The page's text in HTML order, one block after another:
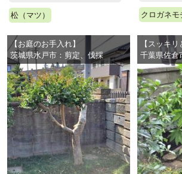
松（マツ） クロガネモ
【お庭のお手入れ】
茨城県水戸市：剪定、伐採
【スッキ
千葉県佐倉